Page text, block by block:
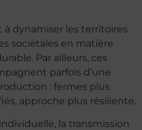
dynamiser les territoires
sociétales en matière
Par ailleurs, ces
parfois d’une
: fermes plus
approche plus résiliente.
la transmission